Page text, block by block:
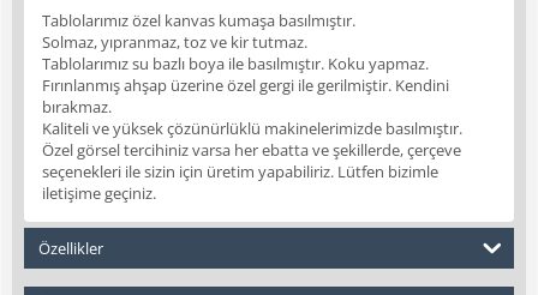
Tablolarımız özel kanvas kumaşa basılmıştır.
Solmaz, yıpranmaz, toz ve kir tutmaz.
Tablolarımız su bazlı boya ile basılmıştır. Koku yapmaz.
Fırınlanmış ahşap üzerine özel gergi ile gerilmiştir. Kendini
bırakmaz.
Kaliteli ve yüksek çözünürlüklü makinelerimizde basılmıştır.
Özel görsel tercihiniz varsa her ebatta ve şekillerde, çerçeve
seçenekleri ile sizin için üretim yapabiliriz. Lütfen bizimle
iletişime geçiniz.
Özellikler